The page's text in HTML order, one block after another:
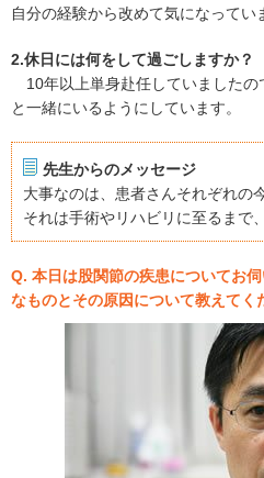
自分の経験から改めて気になってい
2.休日には何をして過ごしますか？
10年以上単身赴任していましたの
と一緒にいるようにしています。
先生からのメッセージ
大事なのは、患者さんそれぞれの
それは手術やリハビリに至るまで
Q. 本日は股関節の疾患についてお
なものとその原因について教えてく